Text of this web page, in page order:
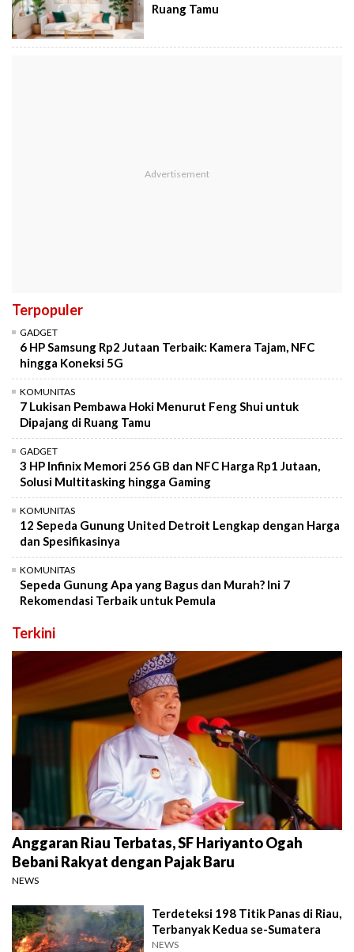
Ruang Tamu
Terpopuler
GADGET
6 HP Samsung Rp2 Jutaan Terbaik: Kamera Tajam, NFC
hingga Koneksi 5G
KOMUNITAS
7 Lukisan Pembawa Hoki Menurut Feng Shui untuk
Dipajang di Ruang Tamu
GADGET
3 HP Infinix Memori 256 GB dan NFC Harga Rp1 Jutaan,
Solusi Multitasking hingga Gaming
KOMUNITAS
12 Sepeda Gunung United Detroit Lengkap dengan Harga
dan Spesifikasinya
KOMUNITAS
Sepeda Gunung Apa yang Bagus dan Murah? Ini 7
Rekomendasi Terbaik untuk Pemula
Terkini
Anggaran Riau Terbatas, SF Hariyanto Ogah
Bebani Rakyat dengan Pajak Baru
NEWS
Terdeteksi 198 Titik Panas di Riau,
Terbanyak Kedua se-Sumatera
NEWS